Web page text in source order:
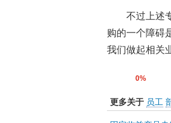
不过上述
购的一个障碍
我们做起相关
0%
更多关于 员工